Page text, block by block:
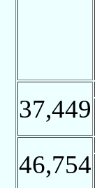
37,449
46,754